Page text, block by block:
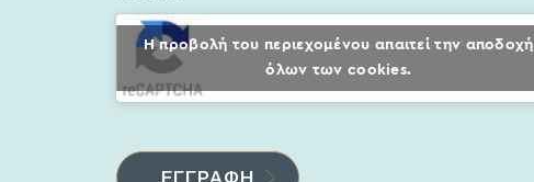
Η προβολή του περιεχομένου απαιτεί την αποδοχή
όλων των cookies.